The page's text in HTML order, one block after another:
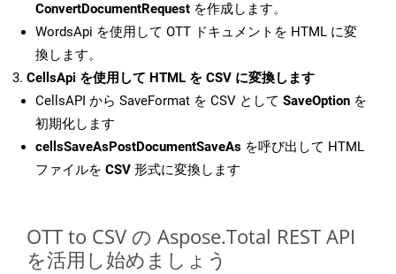
ConvertDocumentRequest を作成します。
WordsApi を使用して OTT ドキュメントを HTML に変
換します。
CellsApi を使用して HTML を CSV に変換します
CellsAPI から SaveFormat を CSV として SaveOption を
初期化します
cellsSaveAsPostDocumentSaveAs を呼び出して HTML
ファイルを CSV 形式に変換します
OTT to CSV の Aspose.Total REST API
を活用し始めましょう